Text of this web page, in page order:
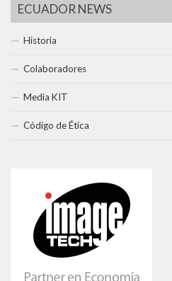
ECUADOR NEWS
Historia
Colaboradores
Media KIT
Código de Ética